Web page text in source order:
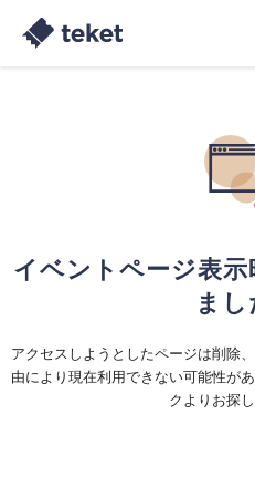
イベントページ表
まし
アクセスしようとしたページは削除
由により現在利用できない可能性が
クよりお探し